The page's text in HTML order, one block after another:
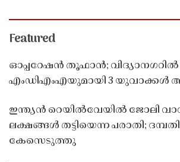
Featured
ഓപ്പറേഷൻ തൂഫാൻ; വിദ്യാനഗറിൽ
എംഡിഎംഎയുമായി 3 യുവാക്കൾ
ഇന്ത്യൻ റെയിൽവേയിൽ ജോലി
ലക്ഷങ്ങൾ തട്ടിയെന്ന പരാതി;
കേസെടുത്തു